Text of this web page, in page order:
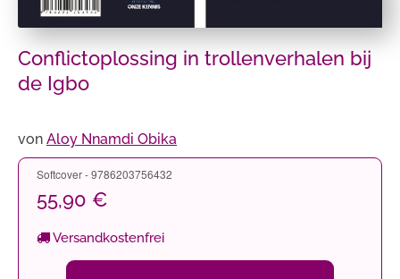
Conflictoplossing in trollenverhalen bij
de Igbo
von Aloy Nnamdi Obika
Softcover - 9786203756432
55,90 €
Versandkostenfrei